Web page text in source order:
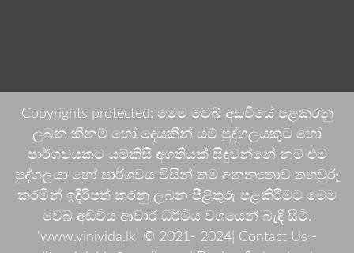
Copyrights protected: මෙම වෙබ් අඩවියේ පළකරනු
ලබන කිනම් හෝ දෙයකින් යම් පුද්ගලයකුට හෝ
පාර්ශවයකට යම්කිසි අගතියක් සිදුවන්නේ නම් එම
පුද්ගලයා හෝ පාර්ශවය විසින් තම අනන්‍යතාව තහවුරු
කරමින් ඉදිරිපත් කරනු ලබන පිළිතුරු පළකිරීමට මෙම
වෙබ් අඩවිය ආචාර ධර්මීය වශයෙන් බැඳී සිටී.
'www.vinivida.lk' © 2021- 2024| Contact Us -